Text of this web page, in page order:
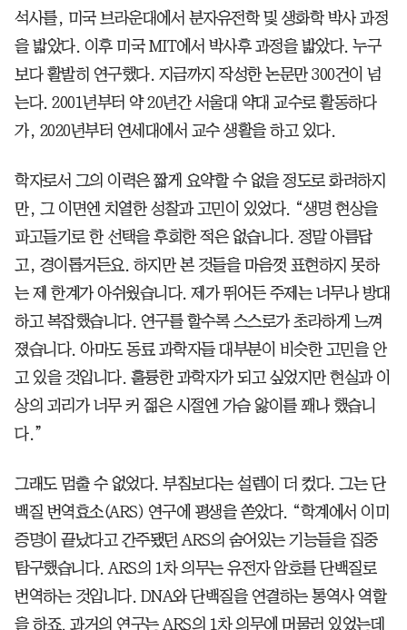
석사를, 미국 브라운대에서 분자유전학 및 생화학 박사 과정
을 밟았다. 이후 미국 MIT에서 박사후 과정을 밟았다. 누구
보다 활발히 연구했다. 지금까지 작성한 논문만 300건이 넘
는다. 2001년부터 약 20년간 서울대 약대 교수로 활동하다
가, 2020년부터 연세대에서 교수 생활을 하고 있다.
학자로서 그의 이력은 짧게 요약할 수 없을 정도로 화려하지
만, 그 이면엔 치열한 성찰과 고민이 있었다. “생명 현상을
파고들기로 한 선택을 후회한 적은 없습니다. 정말 아름답
고, 경이롭거든요. 하지만 본 것들을 마음껏 표현하지 못하
는 제 한계가 아쉬웠습니다. 제가 뛰어든 주제는 너무나 방대
하고 복잡했습니다. 연구를 할수록 스스로가 초라하게 느껴
졌습니다. 아마도 동료 과학자들 대부분이 비슷한 고민을 안
고 있을 것입니다. 훌륭한 과학자가 되고 싶었지만 현실과 이
상의 괴리가 너무 커 젊은 시절엔 가슴 앓이를 꽤나 했습니
다.”
그래도 멈출 수 없었다. 부침보다는 설렘이 더 컸다. 그는 단
백질 번역효소(ARS) 연구에 평생을 쏟았다. “학계에서 이미
증명이 끝났다고 간주됐던 ARS의 숨어있는 기능들을 집중
탐구했습니다. ARS의 1차 의무는 유전자 암호를 단백질로
번역하는 것입니다. DNA와 단백질을 연결하는 통역사 역할
을 하죠. 과거의 연구는 ARS의 1차 의무에 머물러 있었는데